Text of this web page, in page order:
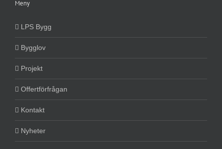
Meny
LPS Bygg
Bygglov
Projekt
Offertförfrågan
Kontakt
Nyheter